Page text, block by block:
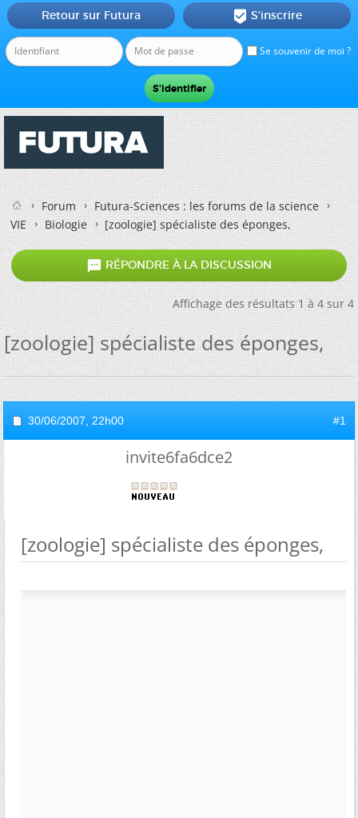
Se souvenir de moi ?
Retour sur Futura  S'inscrire
Forum
Futura-Sciences : les forums de la science
VIE
Biologie [zoologie] spécialiste des éponges,
 RÉPONDRE À LA DISCUSSION
Affichage des résultats 1 à 4 sur 4
[zoologie] spécialiste des éponges,
30/06/2007, 22h00 #1
invite6fa6dce2
[zoologie] spécialiste des éponges,